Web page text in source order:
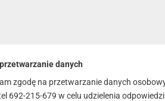
danych
zgodę na przetwarzanie danych
692-215-679 w celu udzielenia